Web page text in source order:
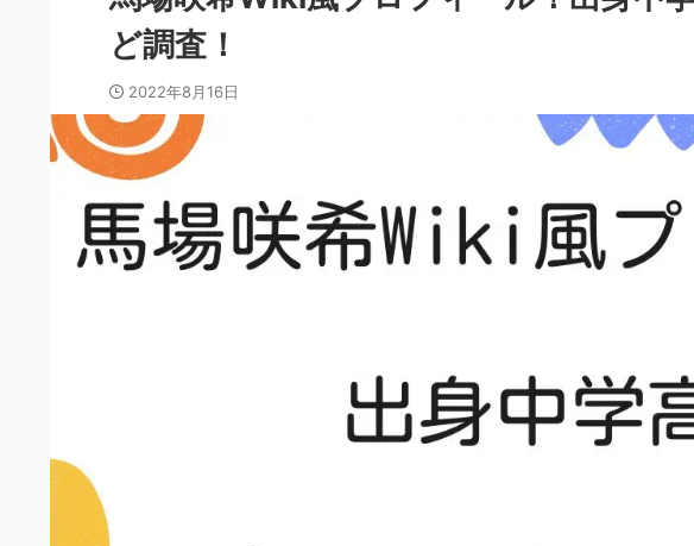
ど調査！
2022年8月16日